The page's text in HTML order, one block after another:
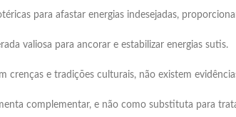
para afastar energias indesejadas,
valiosa para ancorar e estabilizar energias sutis.
crenças e tradições culturais, não existem
complementar, e não como substituta para